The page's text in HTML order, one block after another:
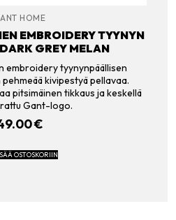
HOME
EMBROIDERY TYYNYN
GREY MELAN
embroidery tyynynpäällisen
kivipestyä pellavaa.
pitsimäinen tikkaus ja keskellä
Gant-logo.
€
OSTOSKORIIN